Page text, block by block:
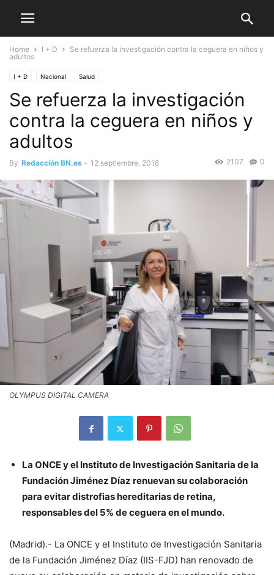
Home I + D
Se refuerza la investigación contra la ceguera en niños y
adultos
I + D Nacional Salud
Se refuerza la investigación
contra la ceguera en niños y
adultos
By Redacción BN.es - 12 septiembre, 2018 0
2107
OLYMPUS DIGITAL CAMERA
La ONCE y el Instituto de Investigación Sanitaria de la
Fundación Jiménez Díaz renuevan su colaboración
para evitar distrofias hereditarias de retina,
responsables del 5% de ceguera en el mundo.
(Madrid).- La ONCE y el Instituto de Investigación Sanitaria
de la Fundación Jiménez Díaz (IIS-FJD) han renovado de